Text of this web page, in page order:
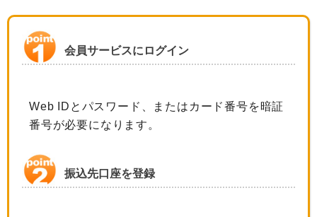
会員サービスにログイン
Web IDとパスワード、またはカード番号を暗証
番号が必要になります。
振込先口座を登録